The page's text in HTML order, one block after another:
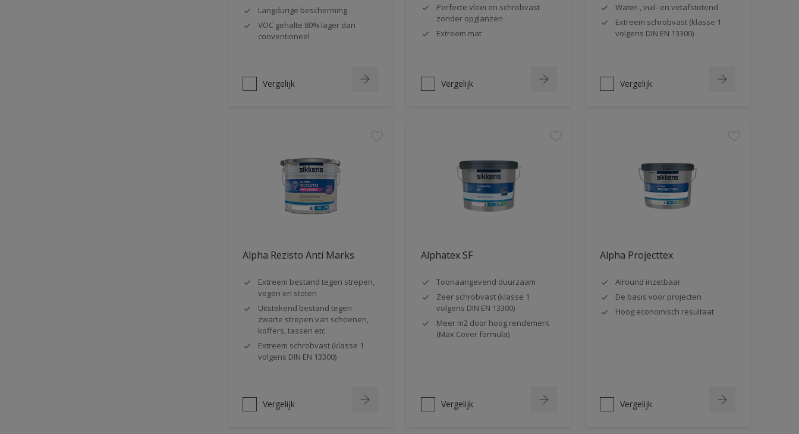
Langdurige bescherming
VOC gehalte 80% lager dan
conventioneel
Vergelijk
Perfecte vloei en schrobvast
zonder opglanzen
Extreem mat
Vergelijk
Water-, vuil- en vetafstotend
Extreem schrobvast (klasse 1
volgens DIN EN 13300)
Vergelijk
Alpha Rezisto Anti Marks
Extreem bestand tegen strepen,
vegen en stoten
Uitstekend bestand tegen
zwarte strepen van schoenen,
koffers, tassen etc.
Extreem schrobvast (klasse 1
volgens DIN EN 13300)
Vergelijk
Alphatex SF
Toonaangevend duurzaam
Zeer schrobvast (klasse 1
volgens DIN EN 13300)
Meer m2 door hoog rendement
(Max Cover formula)
Vergelijk
Alpha Projecttex
Alround inzetbaar
De basis voor projecten
Hoog economisch resultaat
Vergelijk